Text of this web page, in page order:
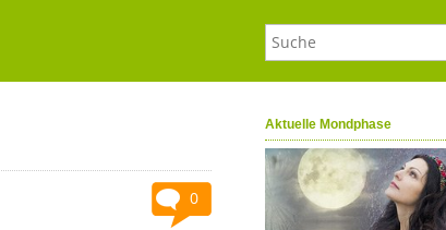
Aktuelle Mondphase
0